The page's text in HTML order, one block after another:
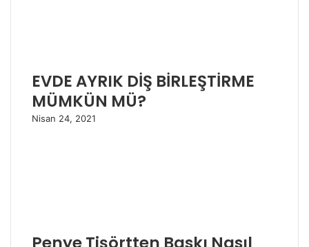
EVDE AYRIK DİŞ BİRLEŞTİRME
MÜMKÜN MÜ?
Nisan 24, 2021